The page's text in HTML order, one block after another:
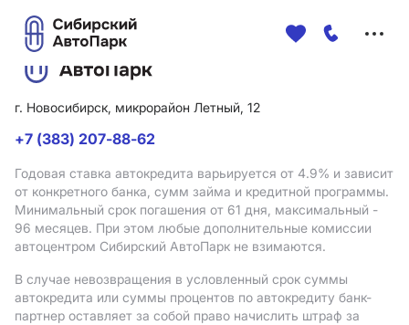
г. Новосибирск, микрорайон Летный, 12
+7 (383) 207-88-62
Годовая ставка автокредита варьируется от 4.9% и зависит
от конкретного банка, сумм займа и кредитной программы.
Минимальный срок погашения от 61 дня, максимальный -
96 месяцев. При этом любые дополнительные комиссии
автоцентром Сибирский АвтоПарк не взимаются.
В случае невозвращения в условленный срок суммы
автокредита или суммы процентов по автокредиту банк-
партнер оставляет за собой право начислить штраф за